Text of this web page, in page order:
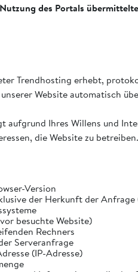
des Portals
Trendhosting erhebt,
Website automatisch
Ihres Willens und
die Website zu
Version
der Herkunft der Anfrage
besuchte Website)
Rechners
Serveranfrage
(IP-Adresse)